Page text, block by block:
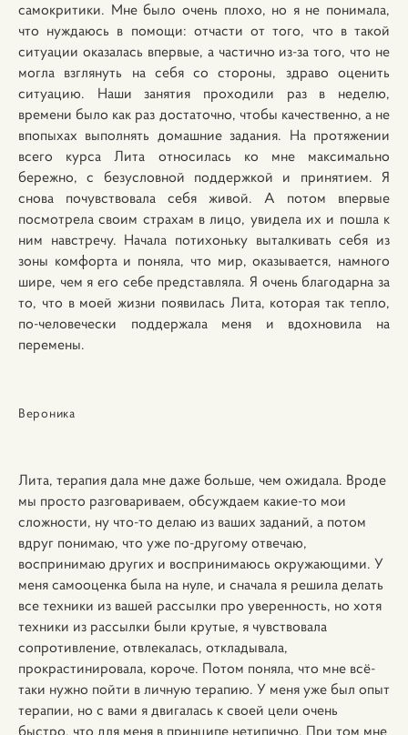
самокритики. Мне было очень плохо, но я не понимала,
что нуждаюсь в помощи: отчасти от того, что в такой
ситуации оказалась впервые, а частично из-за того, что не
могла взглянуть на себя со стороны, здраво оценить
ситуацию. Наши занятия проходили раз в неделю,
времени было как раз достаточно, чтобы качественно, а не
впопыхах выполнять домашние задания. На протяжении
всего курса Лита относилась ко мне максимально
бережно, с безусловной поддержкой и принятием. Я
снова почувствовала себя живой. А потом впервые
посмотрела своим страхам в лицо, увидела их и пошла к
ним навстречу. Начала потихоньку выталкивать себя из
зоны комфорта и поняла, что мир, оказывается, намного
шире, чем я его себе представляла. Я очень благодарна за
то, что в моей жизни появилась Лита, которая так тепло,
по-человечески поддержала меня и вдохновила на
перемены.
Вероника
Лита, терапия дала мне даже больше, чем ожидала. Вроде
мы просто разговариваем, обсуждаем какие-то мои
сложности, ну что-то делаю из ваших заданий, а потом
вдруг понимаю, что уже по-другому отвечаю,
воспринимаю других и воспринимаюсь окружающими. У
меня самооценка была на нуле, и сначала я решила делать
все техники из вашей рассылки про уверенность, но хотя
техники из рассылки были крутые, я чувствовала
сопротивление, отвлекалась, откладывала,
прокрастинировала, короче. Потом поняла, что мне всё-
таки нужно пойти в личную терапию. У меня уже был опыт
терапии, но с вами я двигалась к своей цели очень
быстро, что для меня в принципе нетипично. При том мне